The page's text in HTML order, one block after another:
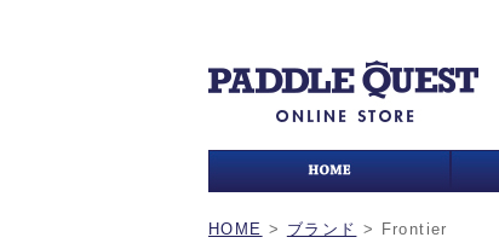
HOME > ブランド > Frontier